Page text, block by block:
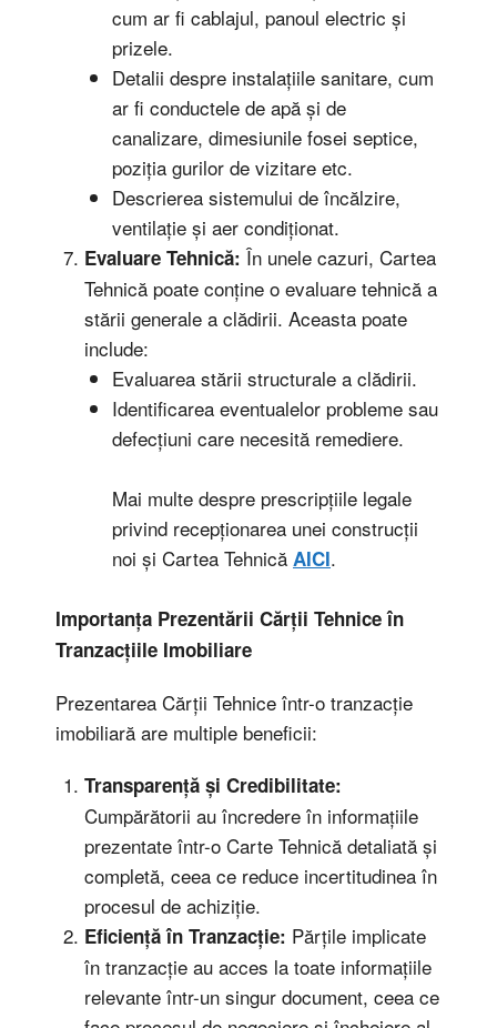
cum ar fi cablajul, panoul electric și
prizele.
Detalii despre instalațiile sanitare, cum
ar fi conductele de apă și de
canalizare, dimesiunile fosei septice,
poziția gurilor de vizitare etc.
Descrierea sistemului de încălzire,
ventilație și aer condiționat.
Evaluare Tehnică: În unele cazuri, Cartea
Tehnică poate conține o evaluare tehnică a
stării generale a clădirii. Aceasta poate
include:
Evaluarea stării structurale a clădirii.
Identificarea eventualelor probleme sau
defecțiuni care necesită remediere.
Mai multe despre prescripțiile legale
privind recepționarea unei construcții
noi și Cartea Tehnică AICI.
Importanța Prezentării Cărții Tehnice în
Tranzacțiile Imobiliare
Prezentarea Cărții Tehnice într-o tranzacție
imobiliară are multiple beneficii:
Transparență și Credibilitate:
Cumpărătorii au încredere în informațiile
prezentate într-o Carte Tehnică detaliată și
completă, ceea ce reduce incertitudinea în
procesul de achiziție.
Eficiență în Tranzacție: Părțile implicate
în tranzacție au acces la toate informațiile
relevante într-un singur document, ceea ce